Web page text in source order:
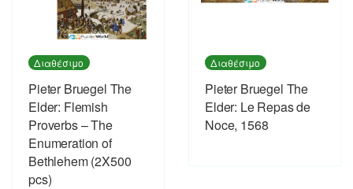
Διαθέσιμο
Pieter Bruegel The
Elder: Flemish
Proverbs – The
Enumeration of
Bethlehem (2X500
pcs)
Διαθέσιμο
Pieter Bruegel The
Elder: Le Repas de
Noce, 1568